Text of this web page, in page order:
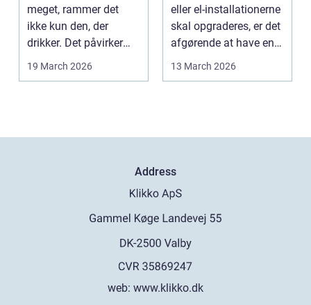
meget, rammer det
ikke kun den, der
drikker. Det påvirker
også familie, arbej...
19 March 2026
eller el-installationerne
skal opgraderes, er det
afgørende at have en
pålidel...
13 March 2026
Address
web: www.klikko.dk